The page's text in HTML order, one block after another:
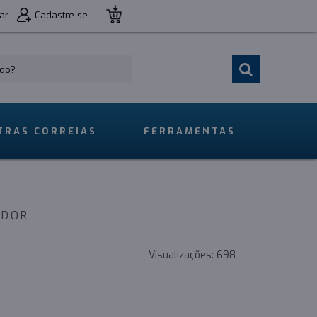
Cadastre-se
CORREIAS FERRAMENTAS
Visualizações: 698